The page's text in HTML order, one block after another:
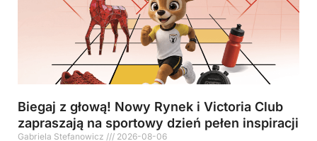
Biegaj z głową! Nowy Rynek i Victoria Club
zapraszają na sportowy dzień pełen inspiracji
Gabriela Stefanowicz 2026-08-06